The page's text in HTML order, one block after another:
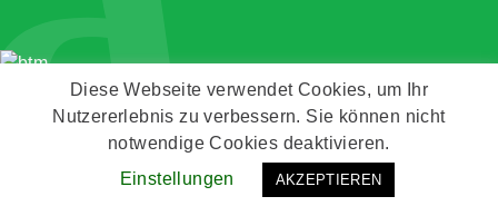
Copyright © Zeitz Franko Zeitz
Kontakt Impressum Datenschutz
Diese Webseite verwendet Cookies, um Ihr
Nutzererlebnis zu verbessern. Sie können nicht
notwendige Cookies deaktivieren.
Einstellungen
AKZEPTIEREN